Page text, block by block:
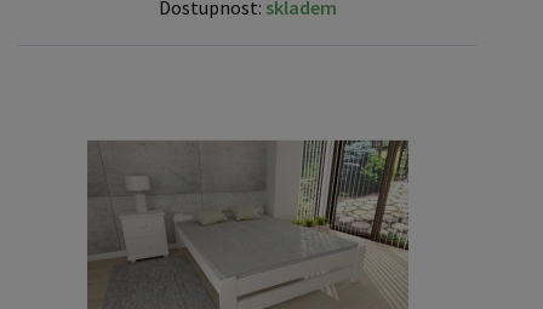
Dostupnost: skladem